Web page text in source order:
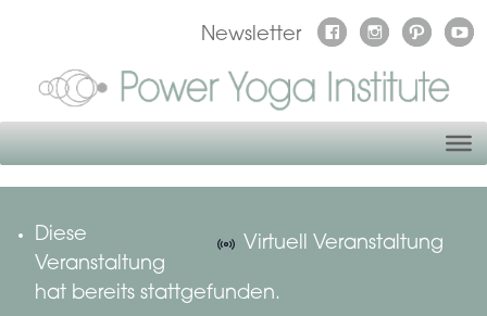
Newsletter
Virtuell Veranstaltung
Diese
Veranstaltung
hat bereits stattgefunden.